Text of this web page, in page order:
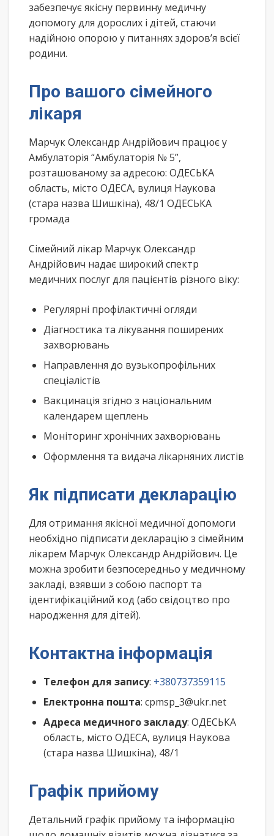
забезпечує якісну первинну медичну
допомогу для дорослих і дітей, стаючи
надійною опорою у питаннях здоров’я всієї
родини.
Про вашого сімейного
лікаря
Марчук Олександр Андрійович працює у
Амбулаторія “Амбулаторія № 5”,
розташованому за адресою: ОДЕСЬКА
область, місто ОДЕСА, вулиця Наукова
(стара назва Шишкіна), 48/1 ОДЕСЬКА
громада
Сімейний лікар Марчук Олександр
Андрійович надає широкий спектр
медичних послуг для пацієнтів різного віку:
Регулярні профілактичні огляди
Діагностика та лікування поширених
захворювань
Направлення до вузькопрофільних
спеціалістів
Вакцинація згідно з національним
календарем щеплень
Моніторинг хронічних захворювань
Оформлення та видача лікарняних листів
Як підписати декларацію
Для отримання якісної медичної допомоги
необхідно підписати декларацію з сімейним
лікарем Марчук Олександр Андрійович. Це
можна зробити безпосередньо у медичному
закладі, взявши з собою паспорт та
ідентифікаційний код (або свідоцтво про
народження для дітей).
Контактна інформація
Телефон для запису: +380737359115
Електронна пошта: cpmsp_3@ukr.net
Адреса медичного закладу: ОДЕСЬКА
область, місто ОДЕСА, вулиця Наукова
(стара назва Шишкіна), 48/1
Графік прийому
Детальний графік прийому та інформацію